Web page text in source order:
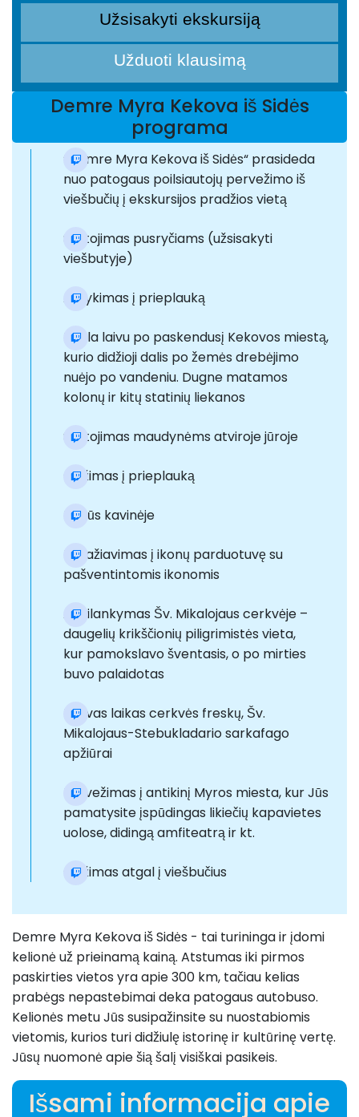
Užsisakyti ekskursiją
Užduoti klausimą
Demre Myra Kekova iš Sidės
programa
“Demre Myra Kekova iš Sidės“ prasideda
nuo patogaus poilsiautojų pervežimo iš
viešbučių į ekskursijos pradžios vietą
Sustojimas pusryčiams (užsisakyti
viešbutyje)
Atvykimas į prieplauką
Iškyla laivu po paskendusį Kekovos miestą,
kurio didžioji dalis po žemės drebėjimo
nuėjo po vandeniu. Dugne matamos
kolonų ir kitų statinių liekanos
Sustojimas maudynėms atviroje jūroje
Grįžimas į prieplauką
Pietūs kavinėje
Užvažiavimas į ikonų parduotuvę su
pašventintomis ikonomis
Apsilankymas Šv. Mikalojaus cerkvėje –
daugelių krikščionių piligrimistės vieta,
kur pamokslavo šventasis, o po mirties
buvo palaidotas
Laisvas laikas cerkvės freskų, Šv.
Mikalojaus-Stebukladario sarkafago
apžiūrai
Pervežimas į antikinį Myros miesta, kur Jūs
pamatysite įspūdingas likiečių kapavietes
uolose, didingą amfiteatrą ir kt.
Grįžimas atgal į viešbučius
Demre Myra Kekova iš Sidės - tai turininga ir įdomi
kelionė už prieinamą kainą. Atstumas iki pirmos
paskirties vietos yra apie 300 km, tačiau kelias
prabėgs nepastebimai deka patogaus autobuso.
Kelionės metu Jūs susipažinsite su nuostabiomis
vietomis, kurios turi didžiulę istorinę ir kultūrinę vertę.
Jūsų nuomonė apie šią šalį visiškai pasikeis.
Išsami informacija apie